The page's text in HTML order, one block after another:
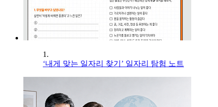
1.
‘내게 맞는 일자리 찾기’ 일자리 탐험 노트